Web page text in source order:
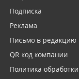
Подписка
Реклама
Письмо в редакцию
QR код компании
Политика